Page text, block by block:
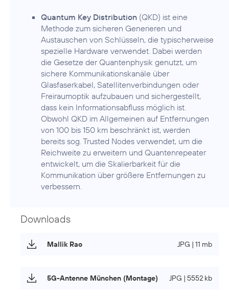
Quantum Key Distribution (QKD) ist eine
Methode zum sicheren Generieren und
Austauschen von Schlüsseln, die typischerweise
spezielle Hardware verwendet. Dabei werden
die Gesetze der Quantenphysik genutzt, um
sichere Kommunikationskanäle über
Glasfaserkabel, Satellitenverbindungen oder
Freiraumoptik aufzubauen und sichergestellt,
dass kein Informationsabfluss möglich ist.
Obwohl QKD im Allgemeinen auf Entfernungen
von 100 bis 150 km beschränkt ist, werden
bereits sog. Trusted Nodes verwendet, um die
Reichweite zu erweitern und Quantenrepeater
entwickelt, um die Skalierbarkeit für die
Kommunikation über größere Entfernungen zu
verbessern.
Downloads
Mallik Rao JPG | 11 mb
5G-Antenne München (Montage) JPG | 5552 kb